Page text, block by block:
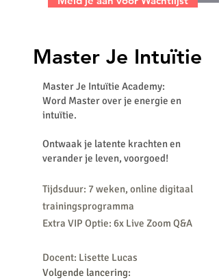
Master Je Intuïtie
Master Je Intuïtie Academy:
Word Master over je energie en
intuïtie.
Ontwaak je latente krachten en
verander je leven, voorgoed!
Tijdsduur: 7 weken, online digitaal
trainingsprogramma
Extra VIP Optie: 6x Live Zoom Q&A
Docent: Lisette Lucas
Volgende lancering: